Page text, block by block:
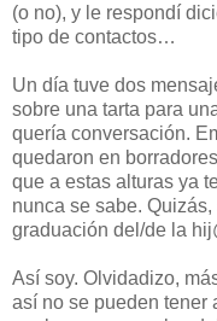
(o no), y le respondí
tipo de contactos…
Un día tuve dos
sobre una tarta para
quería conversación.
quedaron en
que a estas alturas ya
nunca se sabe.
graduación del/de la
Así soy. Olvidadizo,
así no se pueden tener